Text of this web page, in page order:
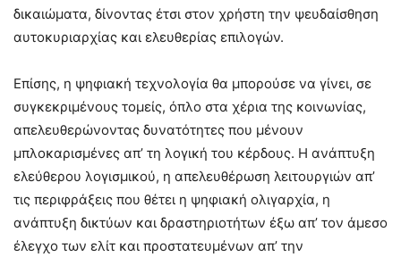
δικαιώματα, δίνοντας έτσι στον χρήστη την ψευδαίσθηση
αυτοκυριαρχίας και ελευθερίας επιλογών.
Επίσης, η ψηφιακή τεχνολογία θα μπορούσε να γίνει, σε
συγκεκριμένους τομείς, όπλο στα χέρια της κοινωνίας,
απελευθερώνοντας δυνατότητες που μένουν
μπλοκαρισμένες απ’ τη λογική του κέρδους. Η ανάπτυξη
ελεύθερου λογισμικού, η απελευθέρωση λειτουργιών απ’
τις περιφράξεις που θέτει η ψηφιακή ολιγαρχία, η
ανάπτυξη δικτύων και δραστηριοτήτων έξω απ’ τον άμεσο
έλεγχο των ελίτ και προστατευμένων απ’ την